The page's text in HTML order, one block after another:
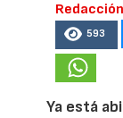
593
Ya está